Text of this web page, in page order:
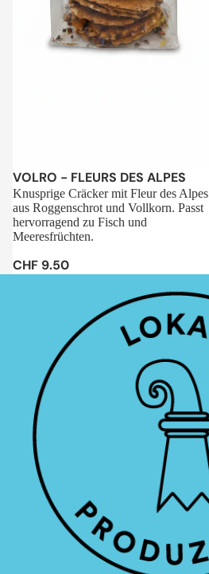
Sale
VOLRO - FLEURS DES ALPES
Knusprige Cräcker mit Fleur des Alpes
aus Roggenschrot und Vollkorn. Passt
hervorragend zu Fisch und
Meeresfrüchten.
CHF 9.50